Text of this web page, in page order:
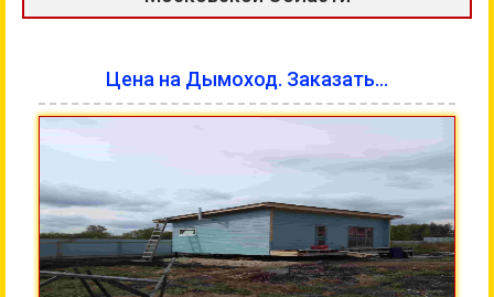
Цена на Дымоход. Заказать...